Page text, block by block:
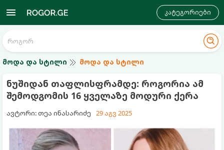
კატეგორიები
მოდა და სტილი მოდა და სტილი
ნუშიდან თაფლისფრამდე: როგორია ამ
შემოდგომის 16 ყველაზე მოდური ქერა
ავტორი: თეა ინასარიძე 29 აგვ 2025